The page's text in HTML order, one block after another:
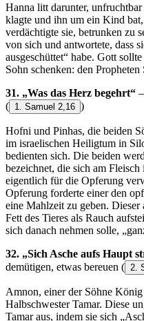
Hanna litt darunter,
klagte und ihn um ein Kind
verdächtigte sie, betrunken zu
von sich und antwortete, dass
ausgeschüttet“ habe. Gott
Sohn schenken: den Propheten
31. „Was das Herz begehrt“
( 1. Samuel 2,16 )
Hofni und Pinhas, die beiden
im israelischen Heiligtum in
bedienten sich. Die beiden
bezeichnet, die sich am
eigentlich für die Opferung
Opferung forderte einer den
eine Mahlzeit zu geben. Dieser
Fett des Tieres als Rauch
sich danach nehmen solle,
32. „Sich Asche aufs Haupt
demütigen, etwas bereuen ( 2.
Amnon, einer der Söhne
Halbschwester Tamar. Diese
Tamar aus, indem sie sich